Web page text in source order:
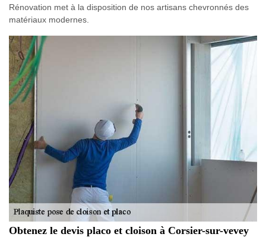
Rénovation met à la disposition de nos artisans chevronnés des
matériaux modernes.
Obtenez le devis placo et cloison à Corsier-sur-vevey